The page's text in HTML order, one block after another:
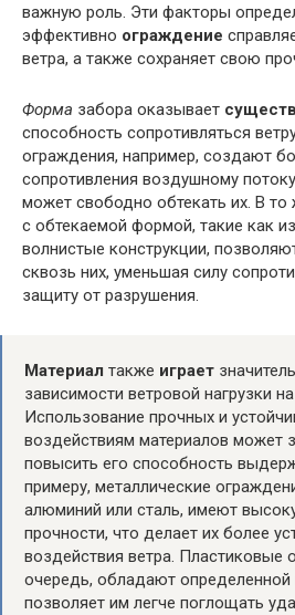
важную роль. Эти факторы
эффективно ограждение
ветра, а также сохраняет свою
Форма забора оказывает
способность сопротивляться
ограждения, например, создают
сопротивления воздушному
может свободно обтекать их. В
с обтекаемой формой, такие как
волнистые конструкции,
сквозь них, уменьшая силу
защиту от разрушения.
Материал также играет
зависимости ветровой нагрузки
Использование прочных и
воздействиям материалов может
повысить его способность
примеру, металлические
алюминий или сталь, имеют
прочности, что делает их более
воздействия ветра. Пластиковые
очередь, обладают определенной
позволяет им легче поглощать